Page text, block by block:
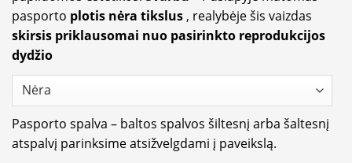
pasporto plotis nėra tikslus , realybėje šis vaizdas
skirsis priklausomai nuo pasirinkto reprodukcijos
dydžio
Pasporto spalva – baltos spalvos šiltesnį arba šaltesnį
atspalvį parinksime atsižvelgdami į paveikslą.